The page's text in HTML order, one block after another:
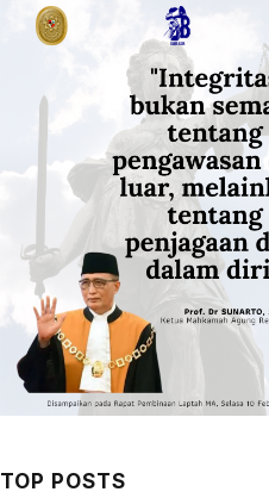
TOP POSTS